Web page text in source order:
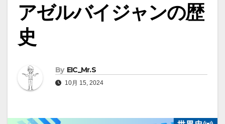
アゼルバイジャンの歴
史
By EIC_Mr.S
10月 15, 2024